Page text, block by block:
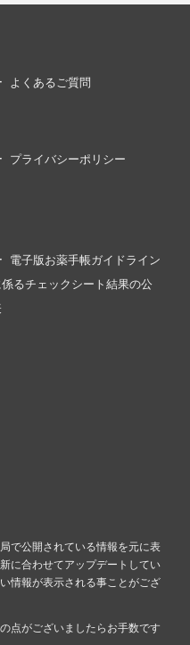
よくあるご質問
プライバシーポリシー
電子版お薬手帳ガイドライン
係るチェックシート結果の公
で公開されている情報を元に表
に合わせてアップデートしてい
情報が表示される事ことがござ
点がございましたらお手数です